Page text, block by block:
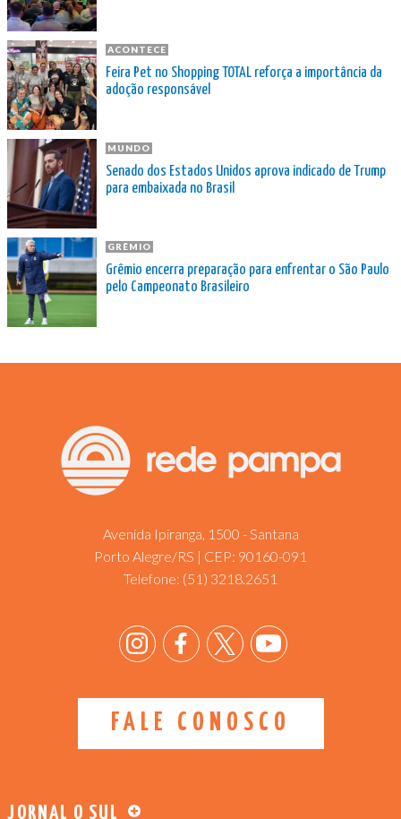
ACONTECE
Feira Pet no Shopping TOTAL reforça a importância da
adoção responsável
MUNDO
Senado dos Estados Unidos aprova indicado de Trump
para embaixada no Brasil
GRÊMIO
Grêmio encerra preparação para enfrentar o São Paulo
pelo Campeonato Brasileiro
Avenida Ipiranga, 1500 - Santana
Porto Alegre/RS | CEP: 90160-091
Telefone: (51) 3218.2651
FALE CONOSCO
JORNAL O SUL